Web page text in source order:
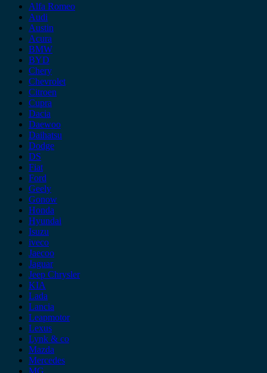
Alfa Romeo
Audi
Austin
Acura
BMW
BYD
Chery
Chevrolet
Citroen
Cupra
Dacia
Daewoo
Daihatsu
Dodge
DS
Fiat
Ford
Geely
Gonow
Honda
Hyundai
Isuzu
iveco
Jaecoo
Jaguar
Jeep Chrysler
KIA
Lada
Lancia
Leapmotor
Lexus
Lynk & co
Mazda
Mercedes
MG